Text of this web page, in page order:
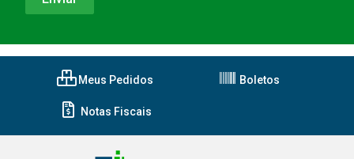
Meus Pedidos Boletos
Notas Fiscais